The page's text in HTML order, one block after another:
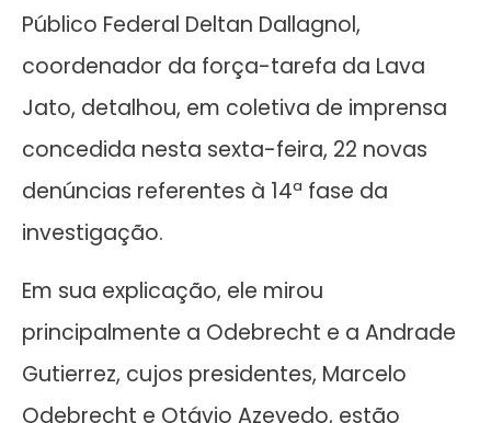
Público Federal Deltan Dallagnol,
coordenador da força-tarefa da Lava
Jato, detalhou, em coletiva de imprensa
concedida nesta sexta-feira, 22 novas
denúncias referentes à 14ª fase da
investigação.
Em sua explicação, ele mirou
principalmente a Odebrecht e a Andrade
Gutierrez, cujos presidentes, Marcelo
Odebrecht e Otávio Azevedo, estão